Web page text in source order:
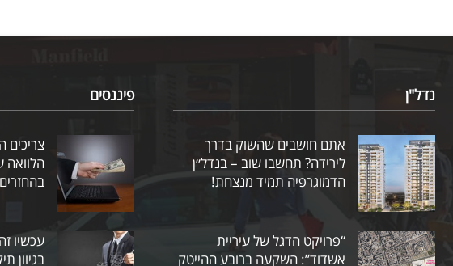
פיננסים
צריכים
עכשיו
בגיוון
נדל"ן
אתם חושבים שהשוק בדרך
לירידה? תחשבו שוב – בנדל״ן
הדמוגרפיה תמיד מנצחת!
“פרויקט הדגל של עיריית
אשדוד”: השקעה ברובע ההייטק